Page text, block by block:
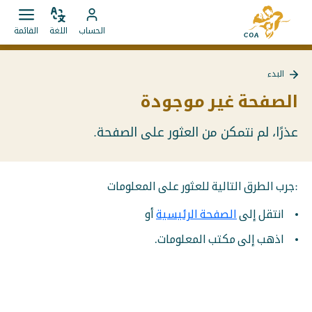
الانتقال
مباشرة
إلى
إلى
الصفحة
الرئيسية
MyCOA
انتقل
إلى
الحساب
ضبط
اللغة القائمة
العودة
البدء
البدء
الصفحة غير موجودة
عذرًا، لم نتمكن من العثور على الصفحة.
:جرب الطرق التالية للعثور على المعلومات
انتقل إلى الصفحة الرئيسية أو
اذهب إلى مكتب المعلومات.